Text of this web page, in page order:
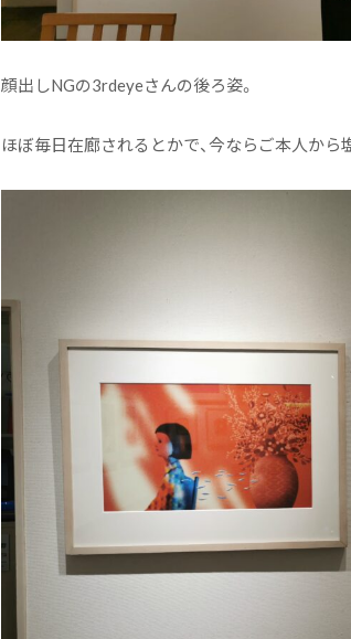
顔出しNGの3rdeyeさんの後ろ姿。
ほぼ毎日在廊されるとかで、今ならご本人から